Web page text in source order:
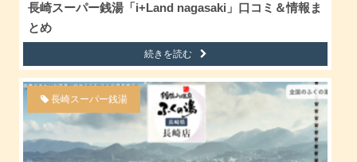
長崎スーパー銭湯「i+Land nagasaki」口コミ＆情報ま
とめ
続きを読む
長崎スーパー銭湯